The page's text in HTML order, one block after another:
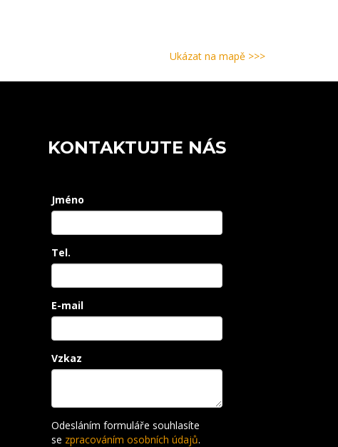
Ukázat na mapě >>>
KONTAKTUJTE NÁS
Jméno
Tel.
E-mail
Vzkaz
Odesláním formuláře souhlasíte
se zpracováním osobních údajů.